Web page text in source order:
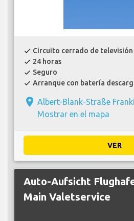
check Circuito cerrado de televisión
check 24 horas
check Seguro
check Arranque con batería
place Albert-Blank-Straße
Mostrar en el mapa
VER
Auto-Aufsicht
Main Valetservice